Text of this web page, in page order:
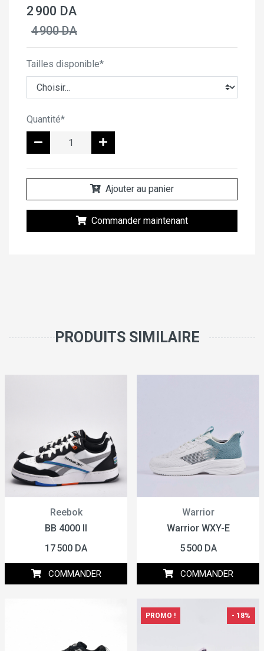
2 900 DA
4 900 DA
Tailles disponible*
Quantité*
Ajouter au panier
Commander maintenant
PRODUITS SIMILAIRE
Reebok
BB 4000 II
17 500 DA
COMMANDER
Warrior
Warrior WXY-E
5 500 DA
COMMANDER
PROMO ! - 18%